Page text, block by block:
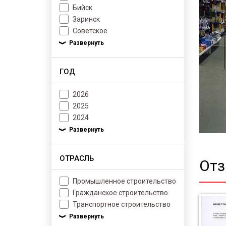
Бийск
Заринск
Советское
ГОД
2026
2025
2024
ОТРАСЛЬ
Промышленное строительство
Гражданское строительство
Транспортное строительство